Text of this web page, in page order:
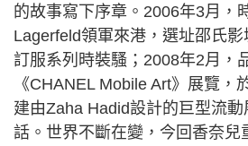
的故事寫下序章。2006年3月，
Lagerfeld領軍來港，選址邵氏
訂服系列時裝騷；2008年2月，
《CHANEL Mobile Art》展覽，
建由Zaha Hadid設計的巨型流
話。世界不斷在變，今回香奈兒